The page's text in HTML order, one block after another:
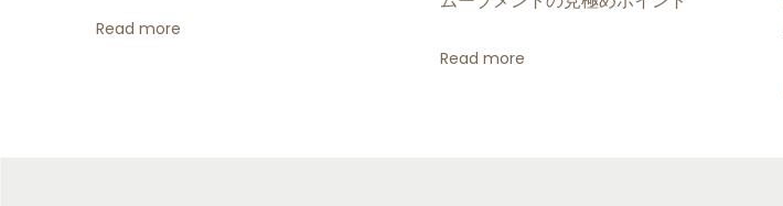
ス
Read more
Read more